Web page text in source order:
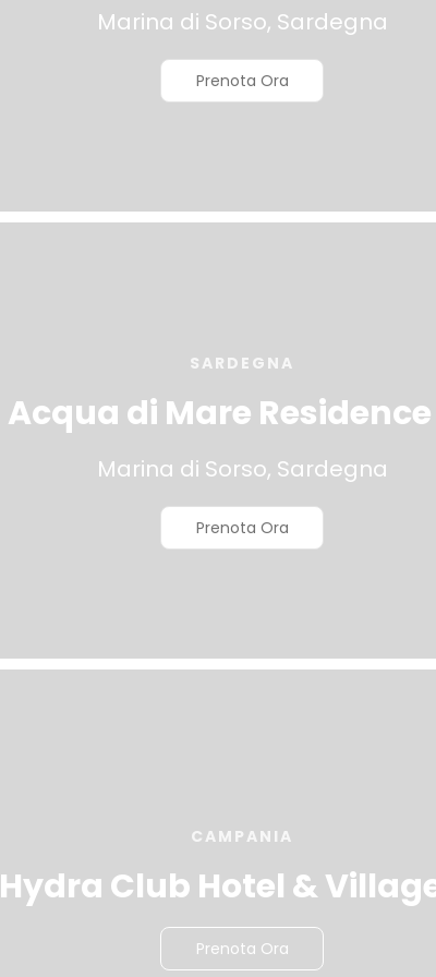
Marina di Sorso, Sardegna
Prenota Ora
SARDEGNA
Acqua di Mare
Marina di Sorso, Sardegna
Prenota Ora
CAMPANIA
Hydra Club Hotel &
Prenota Ora